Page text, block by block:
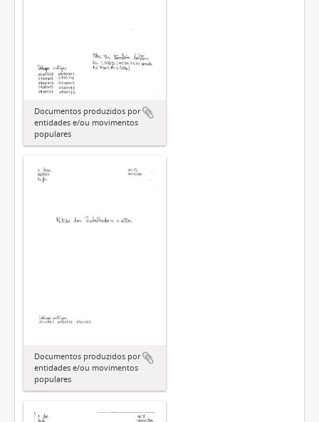
Documentos produzidos por
entidades e/ou movimentos
populares
Documentos produzidos por
entidades e/ou movimentos
populares